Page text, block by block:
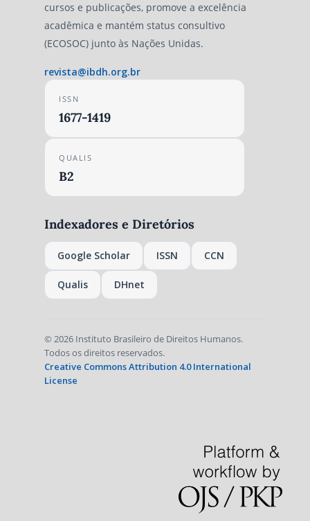
cursos e publicações, promove a excelência
acadêmica e mantém status consultivo
(ECOSOC) junto às Nações Unidas.
revista@ibdh.org.br
ISSN
1677-1419
QUALIS
B2
Indexadores e Diretórios
Google Scholar ISSN CCN
Qualis DHnet
© 2026 Instituto Brasileiro de Direitos Humanos.
Todos os direitos reservados.
Creative Commons Attribution 4.0 International
License